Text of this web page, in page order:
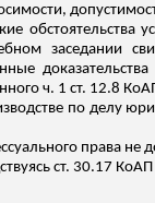
заседании
ч. 1 ст. 12.8
по делу
права не
ст. 30.17